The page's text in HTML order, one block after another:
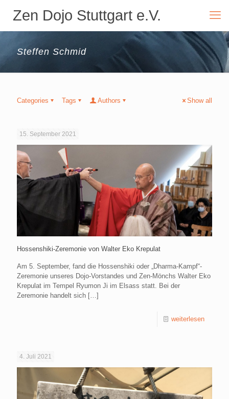
Zen Dojo Stuttgart e.V.
Steffen Schmid
Categories Tags Authors Show all
15. September 2021
Hossenshiki-Zeremonie von Walter Eko Krepulat
Am 5. September, fand die Hossenshiki oder „Dharma-Kampf“-
Zeremonie unseres Dojo-Vorstandes und Zen-Mönchs Walter Eko
Krepulat im Tempel Ryumon Ji im Elsass statt. Bei der
Zeremonie handelt sich […]
weiterlesen
4. Juli 2021